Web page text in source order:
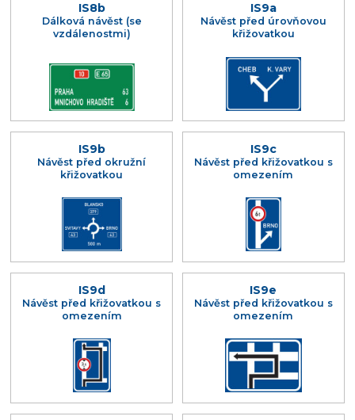
IS8b
Dálková návěst (se
vzdálenostmi)
IS9a
Návěst před úrovňovou
křižovatkou
IS9b
Návěst před okružní
křižovatkou
IS9c
Návěst před křižovatkou s
omezením
IS9d
Návěst před křižovatkou s
omezením
IS9e
Návěst před křižovatkou s
omezením